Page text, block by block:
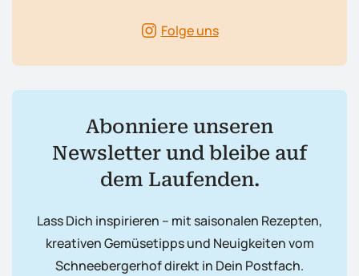
Folge uns
Abonniere unseren
Newsletter und bleibe auf
dem Laufenden.
Lass Dich inspirieren – mit saisonalen Rezepten,
kreativen Gemüsetipps und Neuigkeiten vom
Schneebergerhof direkt in Dein Postfach.